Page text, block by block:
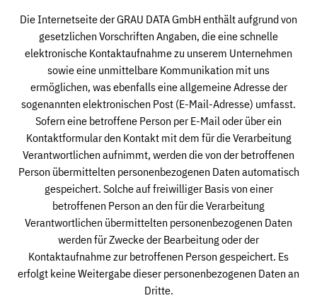
Die Internetseite der GRAU DATA GmbH enthält aufgrund von
gesetzlichen Vorschriften Angaben, die eine schnelle
elektronische Kontaktaufnahme zu unserem Unternehmen
sowie eine unmittelbare Kommunikation mit uns
ermöglichen, was ebenfalls eine allgemeine Adresse der
sogenannten elektronischen Post (E-Mail-Adresse) umfasst.
Sofern eine betroffene Person per E-Mail oder über ein
Kontaktformular den Kontakt mit dem für die Verarbeitung
Verantwortlichen aufnimmt, werden die von der betroffenen
Person übermittelten personenbezogenen Daten automatisch
gespeichert. Solche auf freiwilliger Basis von einer
betroffenen Person an den für die Verarbeitung
Verantwortlichen übermittelten personenbezogenen Daten
werden für Zwecke der Bearbeitung oder der
Kontaktaufnahme zur betroffenen Person gespeichert. Es
erfolgt keine Weitergabe dieser personenbezogenen Daten an
Dritte.